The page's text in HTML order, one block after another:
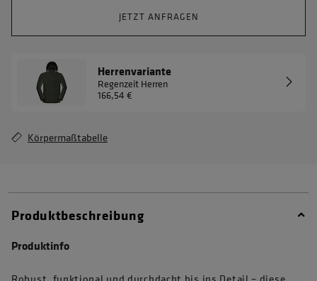
JETZT ANFRAGEN
Herrenvariante
Regenzeit Herren
166,54 €
Körpermaßtabelle
Produktbeschreibung
Produktinfo